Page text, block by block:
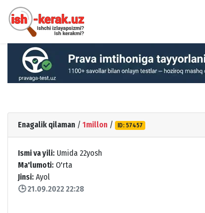
Enagalik qilaman / 1millon / ID: 57457
Ismi va yili: Umida 22yosh
Ma'lumoti: O'rta
Jinsi: Ayol
🕒 21.09.2022 22:28